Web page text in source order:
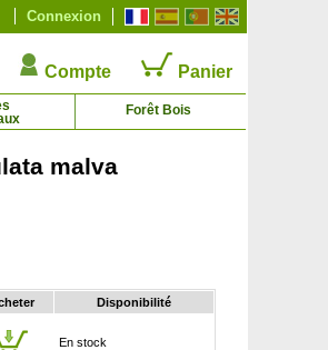
Connexion
Compte Panier
Forêt Bois
malva
Disponibilité
En stock